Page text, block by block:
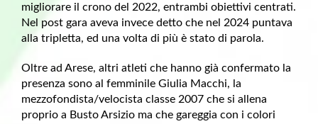
migliorare il crono del 2022, entrambi obiettivi centrati.
Nel post gara aveva invece detto che nel 2024 puntava
alla tripletta, ed una volta di più è stato di parola.
Oltre ad Arese, altri atleti che hanno già confermato la
presenza sono al femminile Giulia Macchi, la
mezzofondista/velocista classe 2007 che si allena
proprio a Busto Arsizio ma che gareggia con i colori